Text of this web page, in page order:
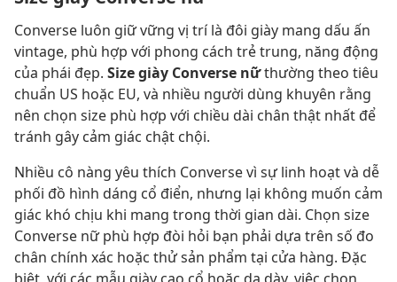
Converse luôn giữ vững vị trí là đôi giày mang dấu ấn
vintage, phù hợp với phong cách trẻ trung, năng động
của phái đẹp. Size giày Converse nữthường theo tiêu
chuẩn US hoặc EU, và nhiều người dùng khuyên rằng
nên chọn size phù hợp với chiều dài chân thật nhất để
tránh gây cảm giác chật chội.
Nhiều cô nàng yêu thích Converse vì sự linh hoạt và dễ
phối đồ hình dáng cổ điển, nhưng lại không muốn cảm
giác khó chịu khi mang trong thời gian dài. Chọn size
Converse nữ phù hợp đòi hỏi bạn phải dựa trên số đo
chân chính xác hoặc thử sản phẩm tại cửa hàng. Đặc
biệt, với các mẫu giày cao cổ hoặc da dày, việc chọn